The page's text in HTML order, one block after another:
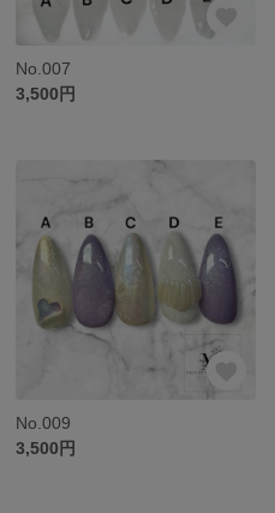
No.007
3,500円
No.009
3,500円